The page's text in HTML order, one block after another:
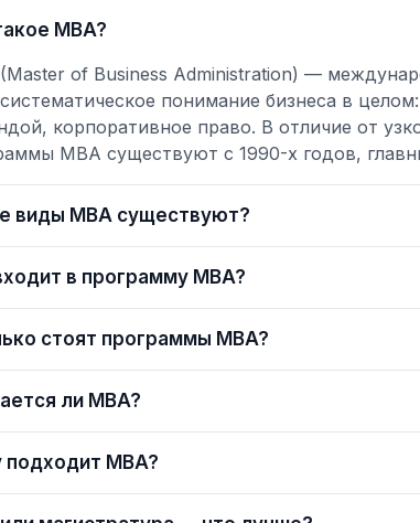
MBA?
of Business Administration) —
понимание бизнеса в
корпоративное право. В отличие от
MBA существуют с 1990-х годов,
виды MBA существуют?
в программу MBA?
стоят программы MBA?
ли MBA?
подходит MBA?